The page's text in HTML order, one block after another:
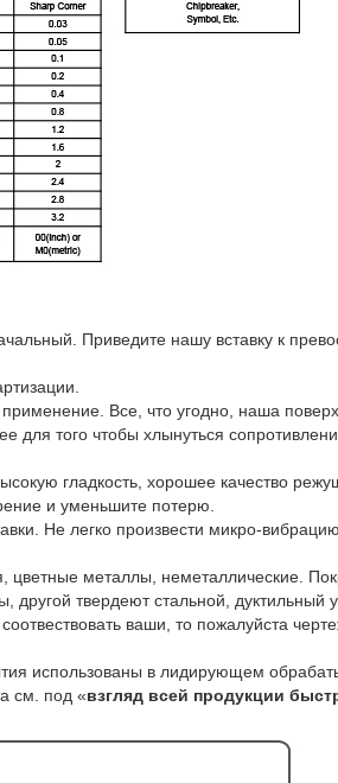
Приведите нашу вставку к
Все, что угодно, наша
того чтобы хлынуться
гладкость, хорошее качество
и уменьшите потерю.
Не легко произвести микро-
цветные металлы, неметаллические.
твердеют стальной, дуктильный
ваши, то пожалуйста
использованы в лидирующем
см. под «взгляд всей продукции